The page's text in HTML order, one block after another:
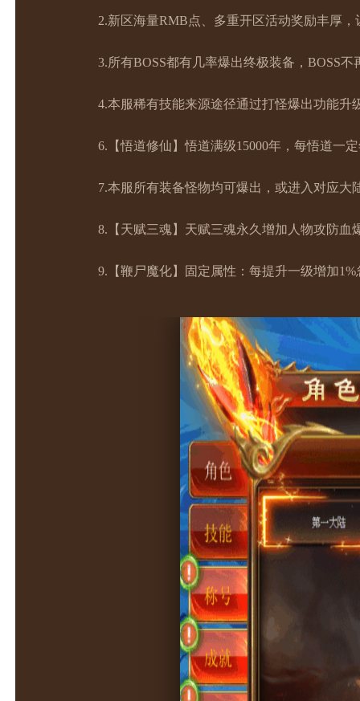
2.新区海量RMB点、多重开区活动奖励丰厚
3.所有BOSS都有几率爆出终极装备，BOSS
4.本服稀有技能来源途径通过打怪爆出功能升
6.【悟道修仙】悟道满级15000年，每悟道一
7.本服所有装备怪物均可爆出，或进入对应大
8.【天赋三魂】天赋三魂永久增加人物攻防血
9.【鞭尸魔化】固定属性：每提升一级增加1%